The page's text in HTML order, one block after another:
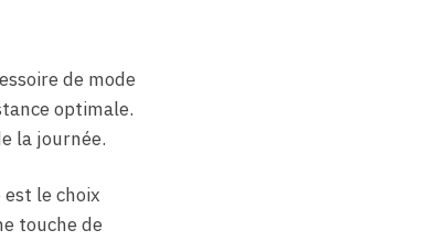
de mode
optimale.
la journée.
le choix
touche de